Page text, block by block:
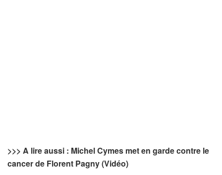
>>> A lire aussi : Michel Cymes met en garde contre le
cancer de Florent Pagny (Vidéo)